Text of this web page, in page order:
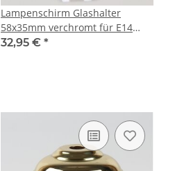
Lampenschirm Glashalter
58x35mm verchromt für E14
und E27 Fassung
32,95 € *